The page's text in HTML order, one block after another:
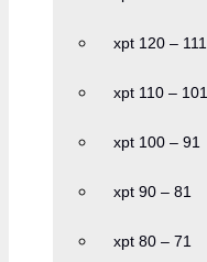
xpt 120 – 111
xpt 110 – 101
xpt 100 – 91
xpt 90 – 81
xpt 80 – 71